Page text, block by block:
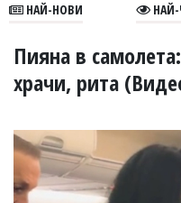
В
УКРАЙНА
СПОРТ
РАЗСЛЕДВАНЕ
БИЗНЕС
ЮГ
НАЙ-НОВИ НАЙ-
Пияна в
храчи, рита